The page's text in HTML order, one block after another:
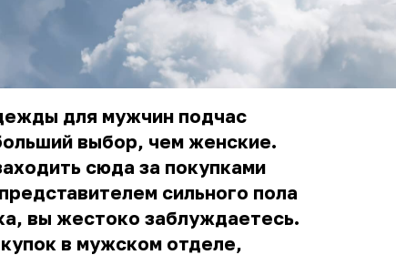
для мужчин подчас
выбор, чем женские.
сюда за покупками
сильного пола
вы жестоко заблуждаетесь.
в мужском отделе,